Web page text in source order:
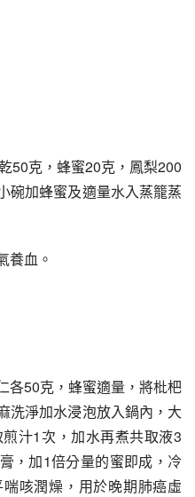
50克，蜂蜜20克，鳳梨200
碗加蜂蜜及適量水入蒸籠蒸
養血。
各50克，蜂蜜適量，將枇杷
洗淨加水浸泡放入鍋內，大
汁1次，加水再煮共取液3
，加1倍分量的蜜即成，冷
咳潤燥，用於晚期肺癌虛